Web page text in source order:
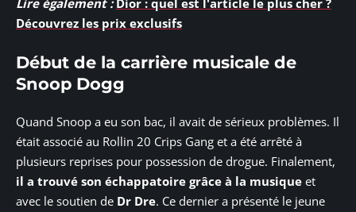
Lire également : Dior : quel est l'article le plus cher ?
Découvrez les prix exclusifs
Début de la carrière musicale de
Snoop Dogg
Quand Snoop a eu son bac, il avait de sérieux problèmes. Il
était associé au Rollin 20 Crips Gang et a été arrêté à
plusieurs reprises pour possession de drogue. Finalement,
il a trouvé son échappatoire grâce à la musique et
avec le soutien de Dr Dre. Ce dernier a présenté le jeune